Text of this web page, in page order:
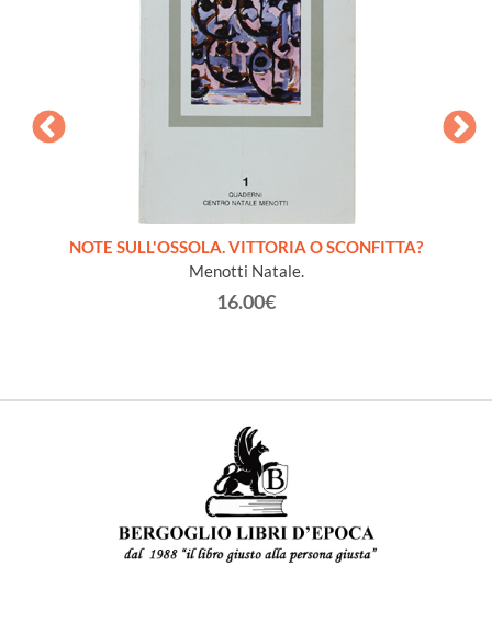
NOTE SULL'OSSOLA. VITTORIA O SCONFITTA?
Menotti Natale.
16.00€